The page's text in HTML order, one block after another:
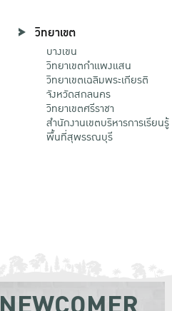
วิทยาเขต
บางเขน
วิทยาเขตกําแพงแสน
วิทยาเขตเฉลิมพระเกียรติ
จังหวัดสกลนคร
วิทยาเขตศรีราชา
สำนักงานเขตบริหารการเรียนรู้
พื้นที่สุพรรณบุรี